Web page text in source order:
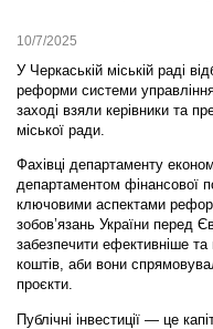
10/7/2025
У Черкаській міській раді
реформи системи
заході взяли керівники та
міської ради.
Фахівці департаменту
департаментом фінансової
ключовими аспектами
зобов’язань України
забезпечити ефективніше
коштів, аби вони
проєкти.
Публічні інвестиції — це